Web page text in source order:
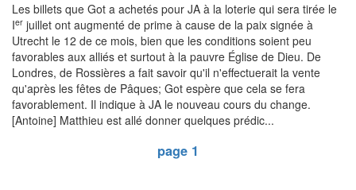
Les billets que Got a achetés pour JA à la loterie qui sera tirée le
Ier juillet ont augmenté de prime à cause de la paix signée à
Utrecht le 12 de ce mois, bien que les conditions soient peu
favorables aux alliés et surtout à la pauvre Église de Dieu. De
Londres, de Rossières a fait savoir qu'il n'effectuerait la vente
qu'après les fêtes de Pâques; Got espère que cela se fera
favorablement. Il indique à JA le nouveau cours du change.
[Antoine] Matthieu est allé donner quelques prédic...
page 1